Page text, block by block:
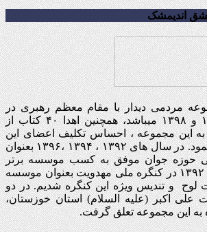
اندیمشک
مردمی دیدار با مقام معظم رهبری در
سالهای ۱۳۹۳ ، ۱۳۹۷ و ۱۳۹۸ میباشد، همچنین اهدا ۴۰ کتاب از
این مجموعه ، احساس تکلیف اعضای این
مجموعه را دوچندان نمود. در سال های ۱۳۹۲ ، ۱۳۹۴ ،۱۳۹۶ بعنوان
حوزه جوان موفق به کسب موسسه برتر
استان شدیم. در سال ۱۳۹۲ در کنگره ملی مهدویت بعنوان موسسه
لوح و تندیس ویژه این کنگره شدیم. در دو
اکبر (علیه السلام) استان خوزستان،
به این مجموعه تعلق گرفت.